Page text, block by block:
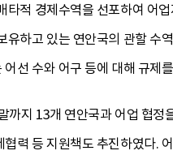
타적 경제수역을 선포하여 어
유하고 있는 연안국의 관할 수
선 수와 어구 등에 대해 규제
까지 13개 연안국과 어업 협정
력 등 지원책도 추진하였다.